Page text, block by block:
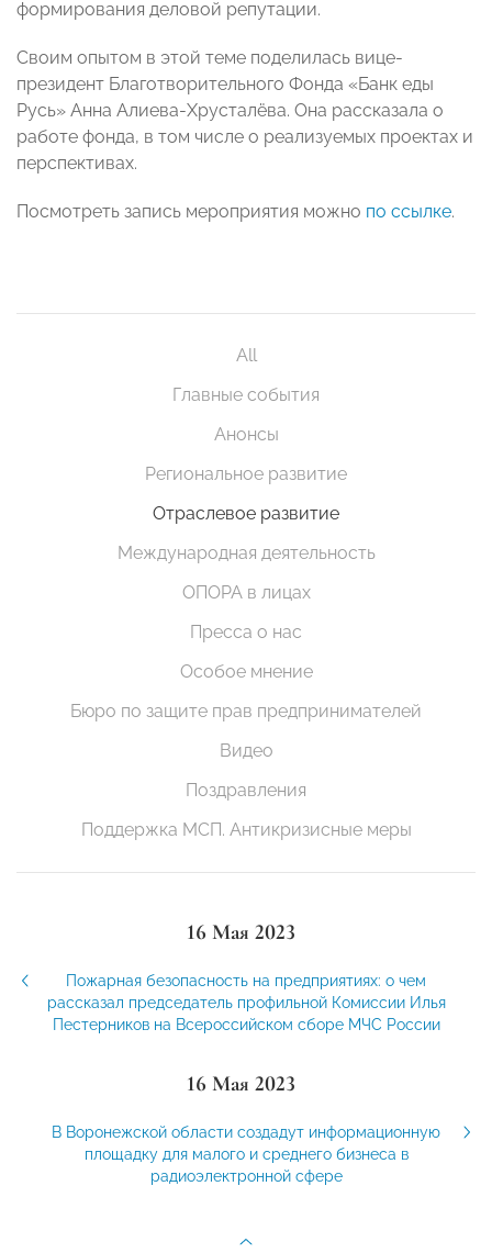
формирования деловой репутации.
Своим опытом в этой теме поделилась вице-
президент Благотворительного Фонда «Банк еды
Русь» Анна Алиева-Хрусталёва. Она рассказала о
работе фонда, в том числе о реализуемых проектах и
перспективах.
Посмотреть запись мероприятия можно по ссылке.
All
Главные события
Анонсы
Региональное развитие
Отраслевое развитие
Международная деятельность
ОПОРА в лицах
Пресса о нас
Особое мнение
Бюро по защите прав предпринимателей
Видео
Поздравления
Поддержка МСП. Антикризисные меры
16 Мая 2023
Пожарная безопасность на предприятиях: о чем
рассказал председатель профильной Комиссии Илья
Пестерников на Всероссийском сборе МЧС России
16 Мая 2023
В Воронежской области создадут информационную
площадку для малого и среднего бизнеса в
радиоэлектронной сфере